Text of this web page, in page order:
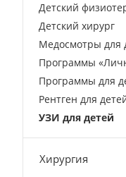
Детский
Детский хирург
Медосмотры для
Программы
Программы для
Рентген для
УЗИ для детей
Хирургия